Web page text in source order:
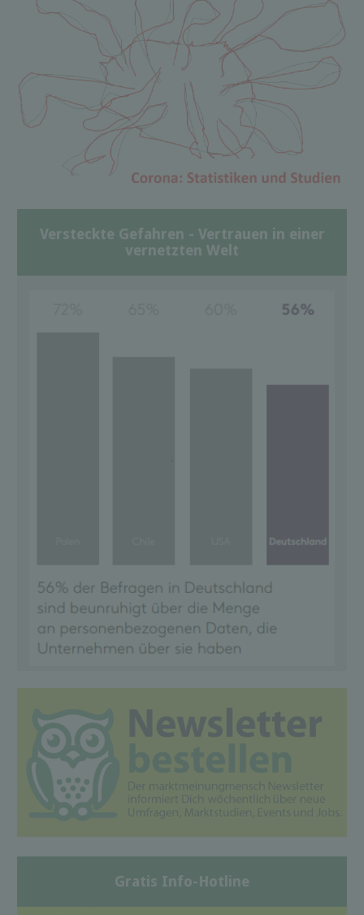
Versteckte Gefahren - Vertrauen in einer
vernetzten Welt
Gratis Info-Hotline